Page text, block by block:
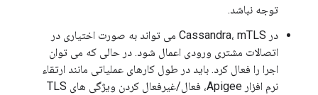
توجه نباشد.
در Cassandra، mTLS می تواند به صورت اختیاری در
اتصالات مشتری ورودی اعمال شود. در حالی که می توان
اجرا را فعال کرد. باید در طول کارهای عملیاتی مانند ارتقاء
نرم افزار Apigee، فعال/غیرفعال کردن ویژگی های TLS